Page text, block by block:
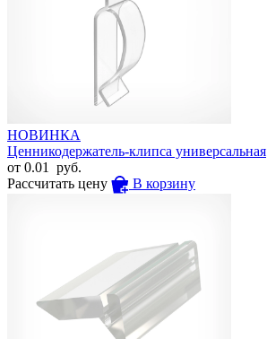
НОВИНКА
Ценникодержатель-клипса универсальная
от 0.01
руб.
Рассчитать цену
В корзину